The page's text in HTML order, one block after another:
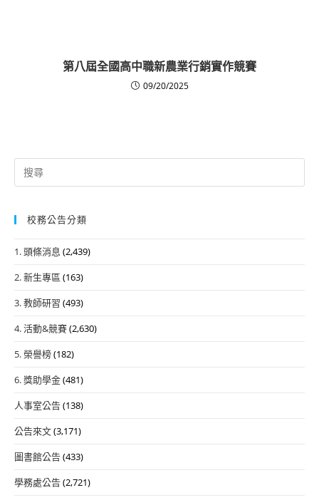
第八屆全國高中職新農業行銷實作競賽
09/20/2025
Search
for:
校務公告分類
1. 頭條消息 (2,439)
2. 新生專區 (163)
3. 教師研習 (493)
4. 活動&競賽(2,630)
5. 榮譽榜(182)
6. 獎助學金(481)
人事室公告(138)
公告來文(3,171)
圖書館公告(433)
學務處公告(2,721)